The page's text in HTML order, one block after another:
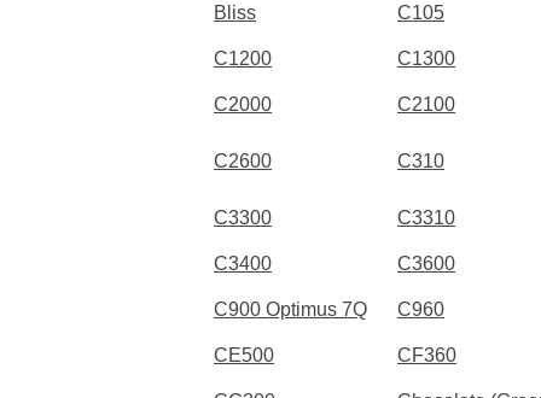
Bliss C105
C1200 C1300
C2000 C2100
C2600 C310
C3300 C3310
C3400 C3600
C900 Optimus 7Q C960
CE500 CF360